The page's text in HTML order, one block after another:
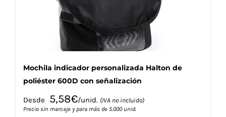
de
producto
Mochila indicador personalizada Halton de
poliéster 600D con señalización
Desde 5,58€/unid. (IVA no incluido)
Precio sin marcaje y para más de 5.000 unid.